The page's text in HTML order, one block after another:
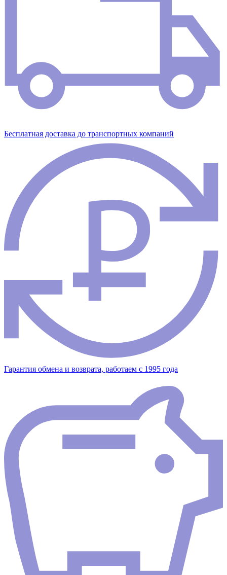
Бесплатная доставка до транспортных компаний
Гарантия обмена и возврата, работаем с 1995 года